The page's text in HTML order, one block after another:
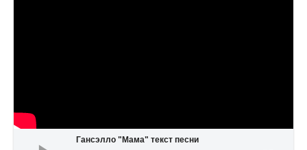
Гансэлло "Мама" текст песни